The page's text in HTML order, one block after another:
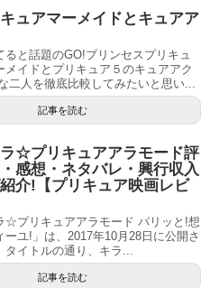
ュアマーメイドとキュアア
ると話題のGO!プリンセスプリキュ
メイドとプリキュア５のキュアアク
二人を徹底比較してみたいと思い...
記事を読む
☆プリキュアアラモード評
感想・ネタバレ・興行収入
介!【プリキュア映画レビ
☆プリキュアアラモード パリッと!想
ーユ!」は、2017年10月28日に公開さ
タイトルの通り、キラ...
記事を読む